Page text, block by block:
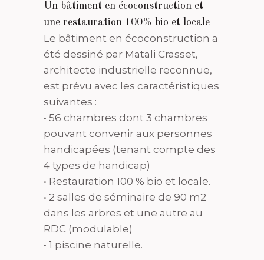
Un bâtiment en écoconstruction et
une restauration 100% bio et locale
Le bâtiment en écoconstruction a
été dessiné par Matali Crasset,
architecte industrielle reconnue,
est prévu avec les caractéristiques
suivantes :
• 56 chambres dont 3 chambres
pouvant convenir aux personnes
handicapées (tenant compte des
4 types de handicap)
• Restauration 100 % bio et locale.
• 2 salles de séminaire de 90 m2
dans les arbres et une autre au
RDC (modulable)
• 1 piscine naturelle.